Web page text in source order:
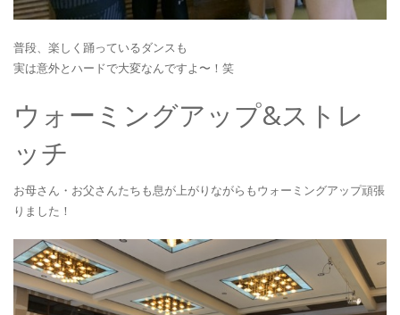
普段、楽しく踊っているダンスも
実は意外とハードで大変なんですよ〜！笑
ウォーミングアップ&ストレ
ッチ
お母さん・お父さんたちも息が上がりながらもウォーミングアップ頑張
りました！